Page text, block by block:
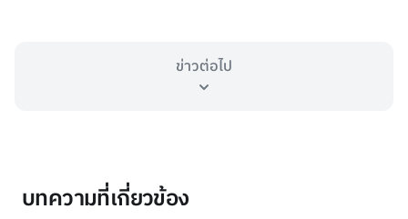
ข่าวต่อไป
บทความที่เกี่ยวข้อง